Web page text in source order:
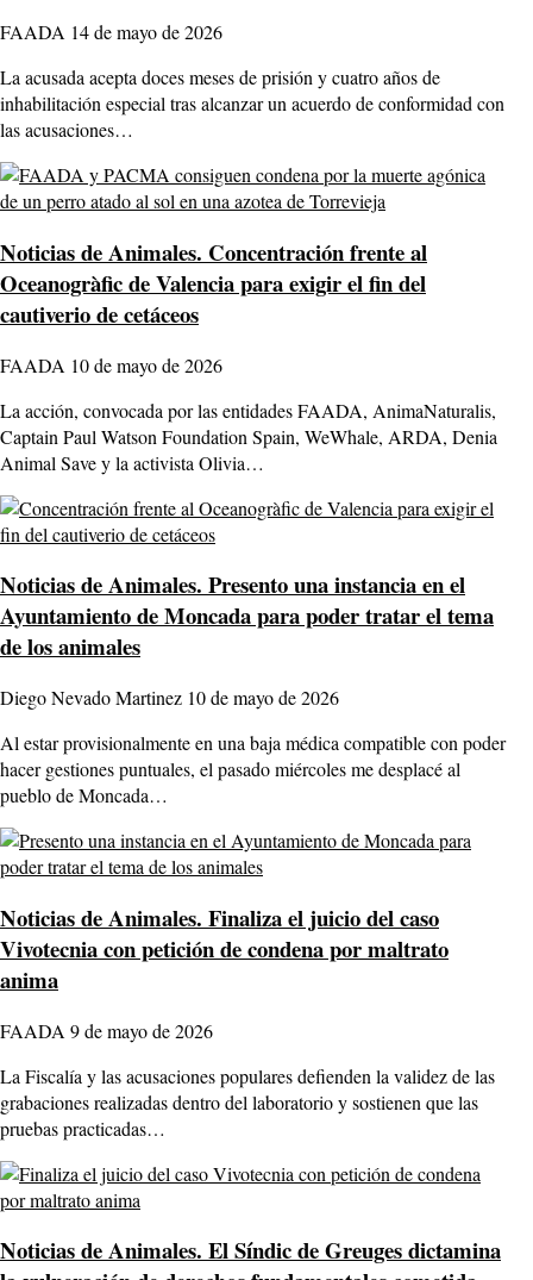
FAADA 14 de mayo de 2026
La acusada acepta doces meses de prisión y cuatro años de
inhabilitación especial tras alcanzar un acuerdo de conformidad con
las acusaciones…
Noticias de Animales. Concentración frente al
Oceanogràfic de Valencia para exigir el fin del
cautiverio de cetáceos
FAADA 10 de mayo de 2026
La acción, convocada por las entidades FAADA, AnimaNaturalis,
Captain Paul Watson Foundation Spain, WeWhale, ARDA, Denia
Animal Save y la activista Olivia…
Noticias de Animales. Presento una instancia en el
Ayuntamiento de Moncada para poder tratar el tema
de los animales
Diego Nevado Martinez 10 de mayo de 2026
Al estar provisionalmente en una baja médica compatible con poder
hacer gestiones puntuales, el pasado miércoles me desplacé al
pueblo de Moncada…
Noticias de Animales. Finaliza el juicio del caso
Vivotecnia con petición de condena por maltrato
anima
FAADA 9 de mayo de 2026
La Fiscalía y las acusaciones populares defienden la validez de las
grabaciones realizadas dentro del laboratorio y sostienen que las
pruebas practicadas…
Noticias de Animales. El Síndic de Greuges dictamina